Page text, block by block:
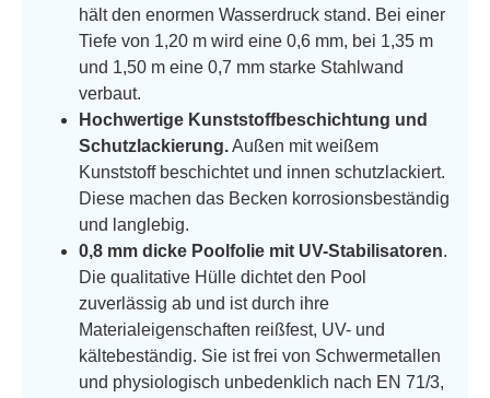
hält den enormen Wasserdruck stand. Bei einer
Tiefe von 1,20 m wird eine 0,6 mm, bei 1,35 m
und 1,50 m eine 0,7 mm starke Stahlwand
verbaut.
Hochwertige Kunststoffbeschichtung und
Schutzlackierung.Außen mit weißem
Kunststoff beschichtet und innen schutzlackiert.
Diese machen das Becken korrosionsbeständig
und langlebig.
0,8 mm dicke Poolfolie mit UV-Stabilisatoren.
Die qualitative Hülle dichtet den Pool
zuverlässig ab und ist durch ihre
Materialeigenschaften reißfest, UV- und
kältebeständig. Sie ist frei von Schwermetallen
und physiologisch unbedenklich nach EN 71/3,